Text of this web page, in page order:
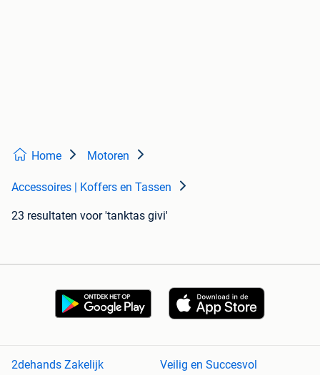
Home Motoren
Accessoires | Koffers en Tassen
23 resultaten voor 'tanktas givi'
2dehands Zakelijk Veilig en Succesvol